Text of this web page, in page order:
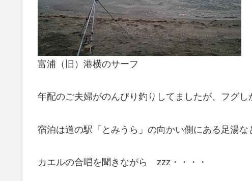
富浦（旧）港横のサーフ
年配のご夫婦がのんびり釣りしてましたが、フグ
宿泊は道の駅「とみうら」の向かい側にある足湯
カエルの合唱を聞きながら zzz・・・・